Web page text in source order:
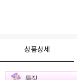
상품상세